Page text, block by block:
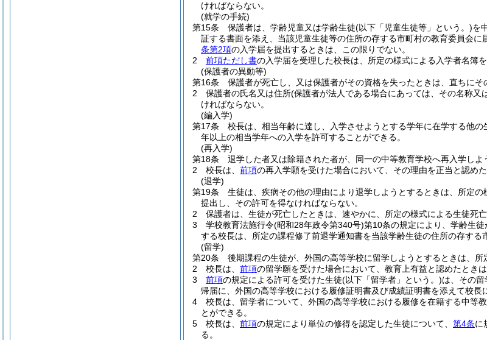
ければならない。
(就学の手続)
第15条
保護者は、学齢児童又は学齢生徒(以下「児童生徒等」という。)を
証する書面を添え、当該児童生徒等の住所の存する市町村の教育委員会に
条第2項の入学届を提出するときは、この限りでない。
2
前項ただし書の入学届を受理した校長は、所定の様式による入学者名簿
(保護者の異動等)
第16条
保護者が死亡し、又は保護者がその資格を失ったときは、直ちに
2
保護者の氏名又は住所(保護者が法人である場合にあっては、その名称又
ければならない。
(編入学)
第17条
校長は、相当年齢に達し、入学させようとする学年に在学する他
年以上の相当学年への入学を許可することができる。
(再入学)
第18条
退学した者又は除籍された者が、同一の中等教育学校へ再入学し
2
校長は、 前項の再入学願を受けた場合において、その理由を正当と認め
(退学)
第19条
生徒は、疾病その他の理由により退学しようとするときは、所定の
提出し、その許可を得なければならない。
2
保護者は、生徒が死亡したときは、速やかに、所定の様式による生徒死
3
学校教育法施行令(昭和28年政令第340号)第10条の規定により、学齢生
する校長は、所定の課程修了前退学通知書を当該学齢生徒の住所の存する
(留学)
第20条
後期課程の生徒が、外国の高等学校に留学しようとするときは、
2
校長は、 前項の留学願を受けた場合において、教育上有益と認めたとき
3
前項の規定による許可を受けた生徒(以下「留学者」という。)は、その
帰届に、外国の高等学校における履修証明書及び成績証明書を添えて校長
4
校長は、留学者について、外国の高等学校における履修を在籍する中等
とができる。
5
校長は、 前項の規定により単位の修得を認定した生徒について、 第4条に
る。